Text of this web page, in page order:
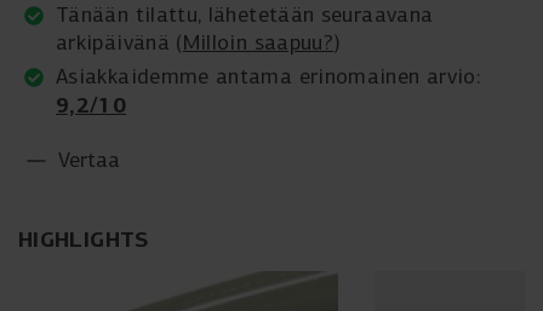
HIGHLIGHTS
Tänään tilattu, lähetetään seuraavana
arkipäivänä (Milloin saapuu?)
Asiakkaidemme antama erinomainen arvio:
9,2/10
Vertaa